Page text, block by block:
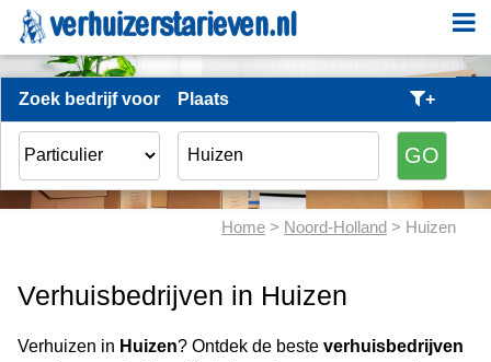
Zoek bedrijf voor Plaats +
Home > Noord-Holland > Huizen
Verhuisbedrijven in Huizen
Verhuizen in Huizen? Ontdek de beste verhuisbedrijven